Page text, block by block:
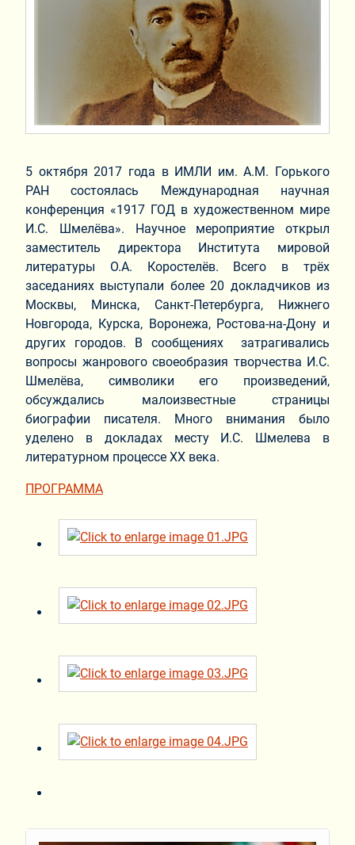
5 октября 2017 года в ИМЛИ им. А.М. Горького
РАН состоялась Международная научная
конференция «1917 ГОД в художественном мире
И.С. Шмелёва». Научное мероприятие открыл
заместитель директора Института мировой
литературы О.А. Коростелёв. Всего в трёх
заседаниях выступали более 20 докладчиков из
Москвы, Минска, Санкт-Петербурга, Нижнего
Новгорода, Курска, Воронежа, Ростова-на-Дону и
других городов. В сообщениях затрагивались
вопросы жанрового своеобразия творчества И.С.
Шмелёва, символики его произведений,
обсуждались малоизвестные страницы
биографии писателя. Много внимания было
уделено в докладах месту И.С. Шмелева в
литературном процессе ХХ века.
ПРОГРАММА